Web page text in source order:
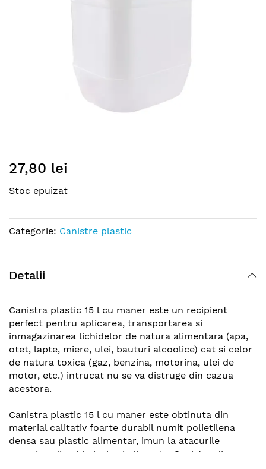
to
beginning
the
images
27,80 lei
Stoc epuizat
Categorie: Canistre plastic
Detalii
Canistra plastic 15 l cu maner este un recipient
perfect pentru aplicarea, transportarea si
inmagazinarea lichidelor de natura alimentara (apa,
otet, lapte, miere, ulei, bauturi alcoolice) cat si celor
de natura toxica (gaz, benzina, motorina, ulei de
motor, etc.) intrucat nu se va distruge din cazua
acestora.
Canistra plastic 15 l cu maner este obtinuta din
material calitativ foarte durabil numit polietilena
densa sau plastic alimentar, imun la atacurile
corozive, din chimicale si alimente. Canistra din